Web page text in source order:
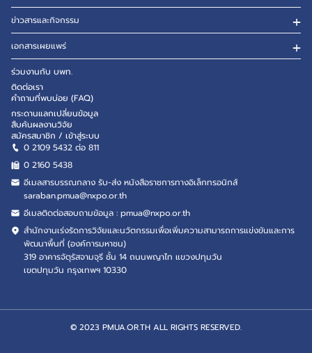
ข่าวสารและกิจกรรม
เอกสารเผยแพร่
ร่วมงานกับ บพท.
ติดต่อเรา
คำถามที่พบบ่อย (FAQ)
กระดานแลกเปลี่ยนข้อมูล
สืบค้นผลงานวิจัย
สมัครสมาชิก / เข้าสู่ระบบ
0 2109 5432 ต่อ 811
0 2160 5438
อีเมลสารบรรณกลาง รับ-ส่ง หนังสือราชการทางอิเล็กทรอนิกส์
saraban.pmua@nxpo.or.th
อีเมลติดต่อสอบถามข้อมูล : pmua@nxpo.or.th
สำนักงานเร่งรัดการวิจัยและนวัตกรรมเพื่อเพิ่มความสามารถการแข่งขันและการ
พัฒนาพื้นที่ (องค์การมหาชน)
319 อาคารจัตุรัสจามจุรี ชั้น 14 ถนนพญาไท แขวงปทุมวัน
เขตปทุมวัน กรุงเทพฯ 10330
© 2023 PMUA.OR.TH ALL RIGHTS RESERVED.